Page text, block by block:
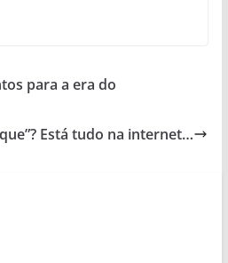
para a era do
Está tudo na internet…